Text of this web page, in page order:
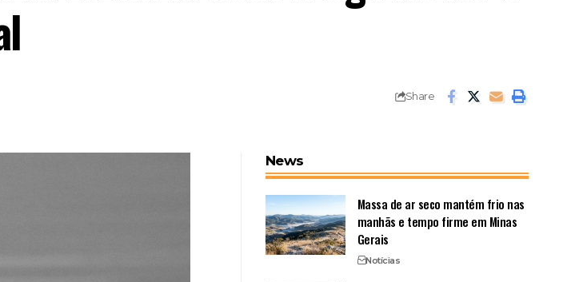
Share
News
Massa de ar seco mantém frio nas
manhãs e tempo firme em Minas
Gerais
Notícias